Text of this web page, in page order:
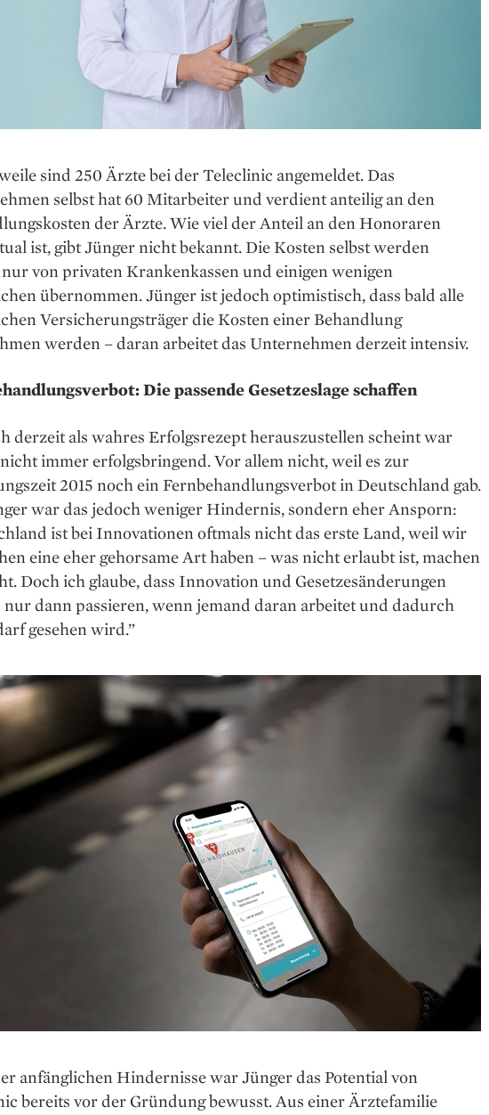
sind 250 Ärzte bei der Teleclinic angemeldet. Das
selbst hat 60 Mitarbeiter und verdient anteilig an den
der Ärzte. Wie viel der Anteil an den Honoraren
ist, gibt Jünger nicht bekannt. Die Kosten selbst werden
von privaten Krankenkassen und einigen wenigen
übernommen. Jünger ist jedoch optimistisch, dass bald alle
Versicherungsträger die Kosten einer Behandlung
werden – daran arbeitet das Unternehmen derzeit intensiv.
Die passende Gesetzeslage schaffen
derzeit als wahres Erfolgsrezept herauszustellen scheint war
immer erfolgsbringend. Vor allem nicht, weil es zur
2015 noch ein Fernbehandlungsverbot in Deutschland gab.
war das jedoch weniger Hindernis, sondern eher Ansporn:
ist bei Innovationen oftmals nicht das erste Land, weil wir
eine eher gehorsame Art haben – was nicht erlaubt ist, machen
Doch ich glaube, dass Innovation und Gesetzesänderungen
nur dann passieren, wenn jemand daran arbeitet und dadurch
gesehen wird.”
anfänglichen Hindernisse war Jünger das Potential von
bereits vor der Gründung bewusst. Aus einer Ärztefamilie